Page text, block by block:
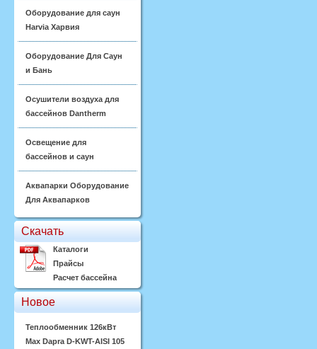
Оборудование для саун
Harvia Харвия
Оборудование Для Саун
и Бань
Осушители воздуха для
бассейнов Dantherm
Освещение для
бассейнов и саун
Аквапарки Оборудование
Для Аквапарков
Скачать
Каталоги
Прайсы
Расчет бассейна
Новое
Теплообменник 126кВт
Max Dapra D-KWT-AISI 105